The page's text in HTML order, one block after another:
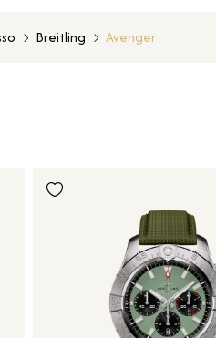
Breitling Avenger